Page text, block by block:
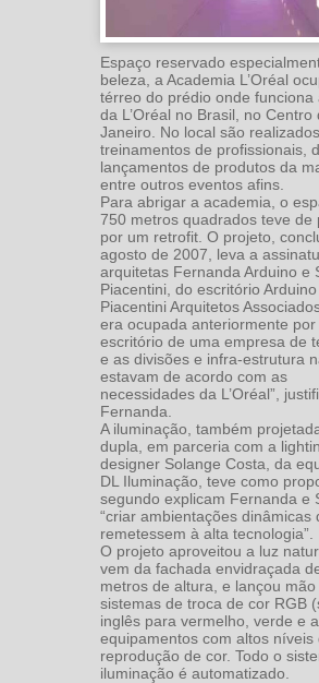
Espaço reservado
beleza, a Academia L’Oréal
térreo do prédio onde funciona
da L’Oréal no Brasil, no Centro
Janeiro. No local são realizados
treinamentos de profissionais,
lançamentos de produtos da
entre outros eventos afins.
Para abrigar a academia, o
750 metros quadrados teve de
por um retrofit. O projeto,
agosto de 2007, leva a
arquitetas Fernanda Arduino e
Piacentini, do escritório Arduino
Piacentini Arquitetos
era ocupada anteriormente por
escritório de uma empresa de
e as divisões e infra-estrutura
estavam de acordo com as
necessidades da L’Oréal”,
Fernanda.
A iluminação, também
dupla, em parceria com a
designer Solange Costa, da
DL Iluminação, teve como
segundo explicam Fernanda e
“criar ambientações dinâmicas
remetessem à alta tecnologia”.
O projeto aproveitou a luz
vem da fachada envidraçada
metros de altura, e lançou mão
sistemas de troca de cor RGB
inglês para vermelho, verde e
equipamentos com altos níveis
reprodução de cor. Todo o
iluminação é automatizado.